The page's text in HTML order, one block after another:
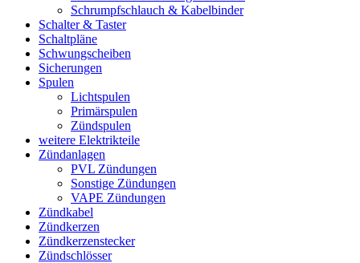
Schrumpfschlauch & Kabelbinder
Schalter & Taster
Schaltpläne
Schwungscheiben
Sicherungen
Spulen
Lichtspulen
Primärspulen
Zündspulen
weitere Elektrikteile
Zündanlagen
PVL Zündungen
Sonstige Zündungen
VAPE Zündungen
Zündkabel
Zündkerzen
Zündkerzenstecker
Zündschlösser